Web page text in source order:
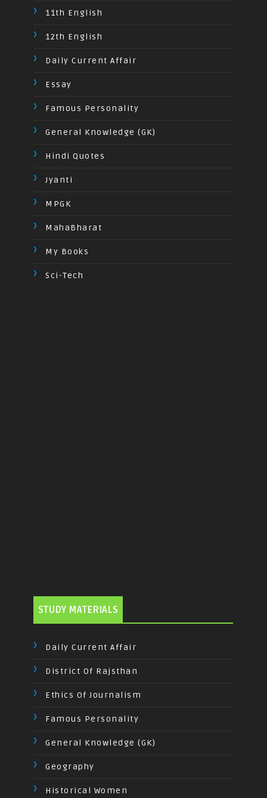
11th English
12th English
Daily Current Affair
Essay
Famous Personality
General Knowledge (GK)
Hindi Quotes
Jyanti
MPGK
MahaBharat
My Books
Sci-Tech
STUDY MATERIALS
Daily Current Affair
District Of Rajsthan
Ethics Of Journalism
Famous Personality
General Knowledge (GK)
Geography
Historical Women